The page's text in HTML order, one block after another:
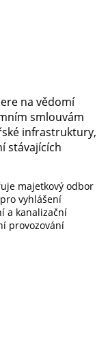
na vědomí
smlouvám
infrastruktury,
stávajících
majetkový odbor
vyhlášení
a kanalizační
provozování